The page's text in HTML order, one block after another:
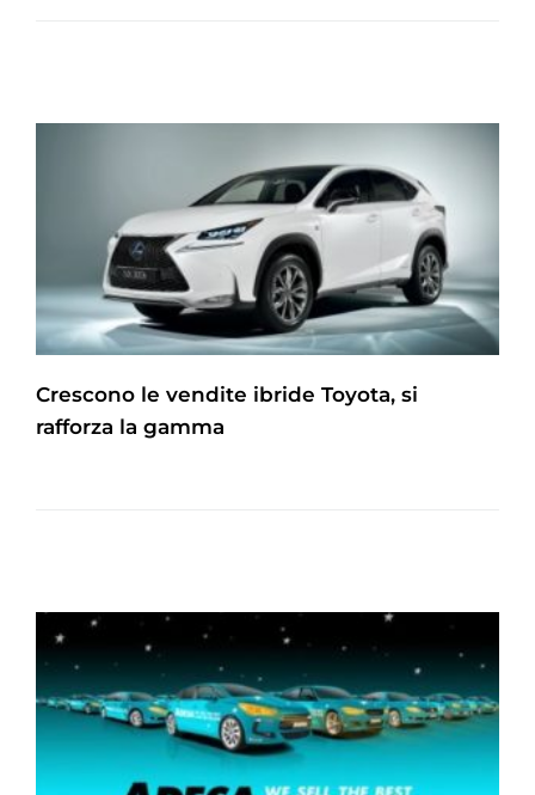
Crescono le vendite ibride Toyota, si
rafforza la gamma